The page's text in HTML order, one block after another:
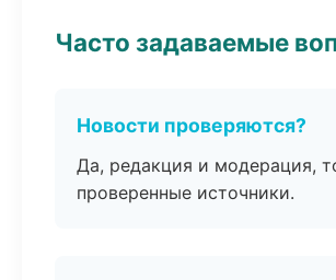
Часто задаваемые
Новости проверяются?
Да, редакция и модерация,
проверенные источники.